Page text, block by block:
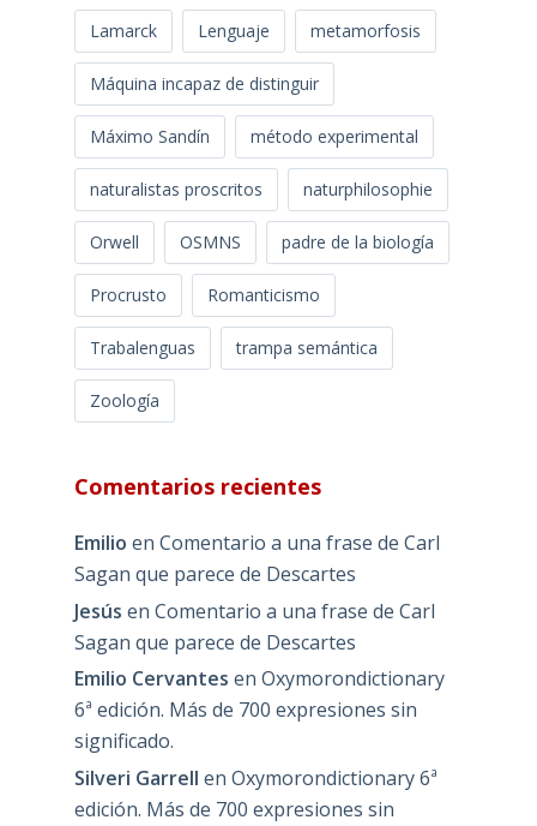
Lamarck Lenguaje metamorfosis
Máquina incapaz de distinguir
Máximo Sandín método experimental
naturalistas proscritos naturphilosophie
Orwell OSMNS padre de la biología
Procrusto Romanticismo
Trabalenguas trampa semántica
Zoología
Comentarios recientes
Emilio en Comentario a una frase de Carl
Sagan que parece de Descartes
Jesús en Comentario a una frase de Carl
Sagan que parece de Descartes
Emilio Cervantes en Oxymorondictionary
6ª edición. Más de 700 expresiones sin
significado.
Silveri Garrell en Oxymorondictionary 6ª
edición. Más de 700 expresiones sin